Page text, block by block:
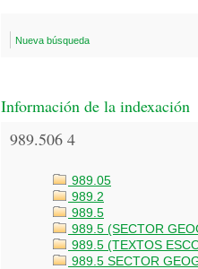
Nueva búsqueda
Información de la indexación
989.506 4
989.05
989.2
989.5
989.5 (SECTOR
989.5 (TEXTOS
989.5 SECTOR